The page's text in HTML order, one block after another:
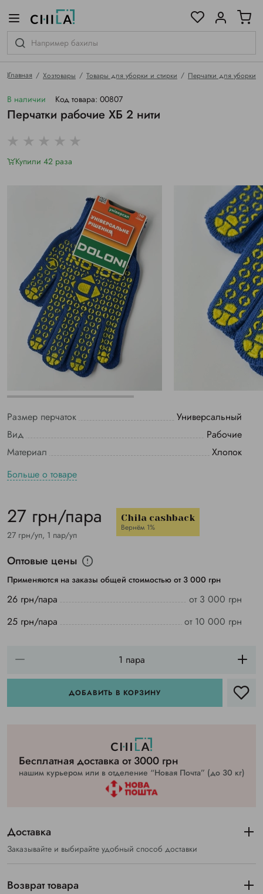
Главная Хозтовары Товары для уборки и стирки Перчатки для уборки
В наличии Код товара: 00807
Перчатки рабочие ХБ 2 нити
Купили 42 раза
Размер перчаток
Универсальный
Вид
Рабочие
Материал
Хлопок
Больше о товаре
27 грн/пара
27 грн/уп, 1 пар/уп
Chila cashback
Вернём 1%
Оптовые цены
Применяются на заказы общей стоимостью от 3 000 грн
26 грн/пара
от 3 000 грн
25 грн/пара
от 10 000 грн
ДОБАВИТЬ В КОРЗИНУ
Бесплатная доставка от 3000 грн
нашим курьером или в отделение “Новая Почта” (до 30 кг)
Доставка
Заказывайте и выбирайте удобный способ доставки
Возврат товара
гамме